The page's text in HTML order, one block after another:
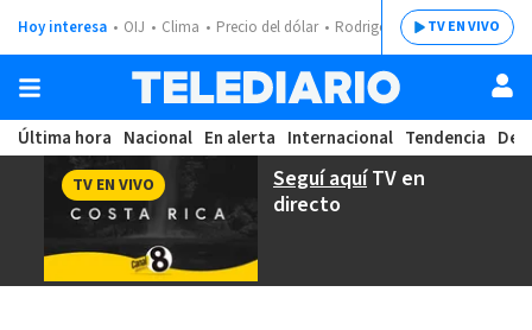
Hoy interesa OIJ Clima Precio del dólar Rodrigo ChavesTV EN VIVO
Última hora Nacional En alerta Internacional Tendencia
Seguí aquíTV en
directo
TV EN VIVO